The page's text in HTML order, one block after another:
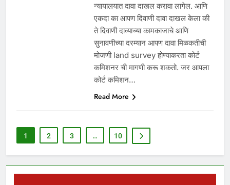
न्यायालयात दावा दाखल करावा लागेल. आणि
एकदा का आपण दिवाणी दावा दाखल केला की
ते दिवाणी दाव्याच्या कामकाजाचे आणि
सुनावणीच्या दरम्यान आपण दावा मिळकतीची
मोजणी land survey होण्याकरता कोर्ट
कमिशनर ची मागणी करू शकतो. जर आपला
कोर्ट कमिशन…
Read More
1 2 3 … 10